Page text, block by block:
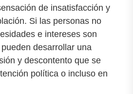
de insatisfacción y
Si las personas no
e intereses son
desarrollar una
y descontento que se
política o incluso en